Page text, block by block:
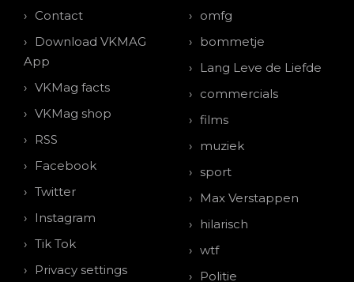
Contact
Download VKMAG
App
VKMag facts
VKMag shop
RSS
Facebook
Twitter
Instagram
Tik Tok
Privacy settings
omfg
bommetje
Lang Leve de Liefde
commercials
films
muziek
sport
Max Verstappen
hilarisch
wtf
Politie